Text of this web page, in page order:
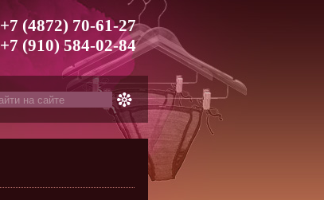
+7 (4872) 70-61-27
+7 (910) 584-02-84